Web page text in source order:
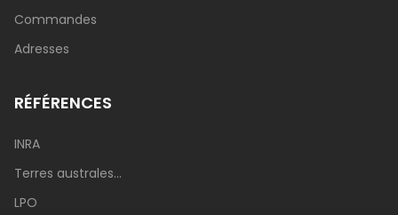
Commandes
Adresses
RÉFÉRENCES
INRA
Terres australes...
LPO